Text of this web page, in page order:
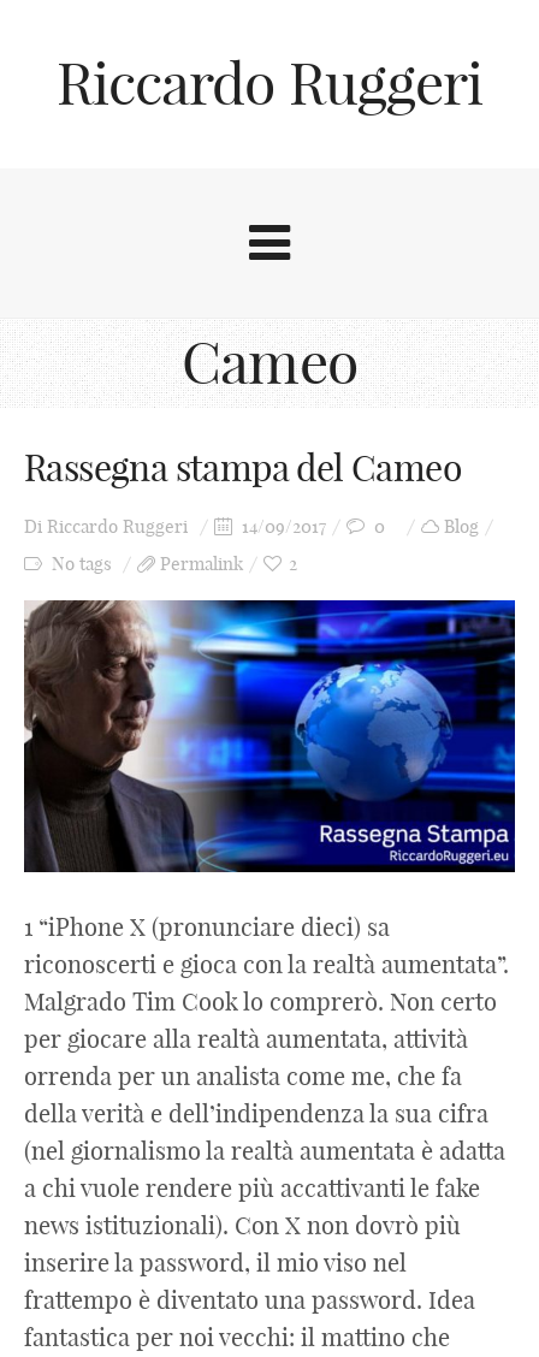
Riccardo Ruggeri
Cameo
Rassegna stampa del Cameo
Di Riccardo Ruggeri 14/09/2017 0
Blog
No tags
Permalink 2
1 “iPhone X (pronunciare dieci) sa
riconoscerti e gioca con la realtà aumentata”.
Malgrado Tim Cook lo comprerò. Non certo
per giocare alla realtà aumentata, attività
orrenda per un analista come me, che fa
della verità e dell’indipendenza la sua cifra
(nel giornalismo la realtà aumentata è adatta
a chi vuole rendere più accattivanti le fake
news istituzionali). Con X non dovrò più
inserire la password, il mio viso nel
frattempo è diventato una password. Idea
fantastica per noi vecchi: il mattino che